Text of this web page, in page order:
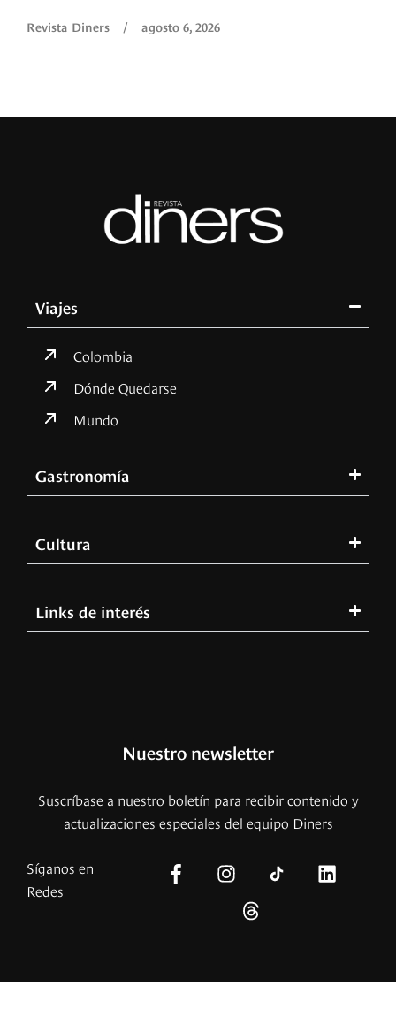
Revista Diners / agosto 6, 2026
Viajes
Colombia
Dónde Quedarse
Mundo
Gastronomía
Cultura
Links de interés
Nuestro newsletter
Suscríbase a nuestro boletín para recibir contenido y
actualizaciones especiales del equipo Diners
Síganos en
Redes